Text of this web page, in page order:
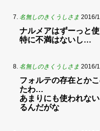
名無しのきくうしさま 2016/
ナルメアはずーっと
特に不満はないし…
名無しのきくうしさま 2016/
フォルテの存在とか
たわ…
あまりにも使われな
るんだがな